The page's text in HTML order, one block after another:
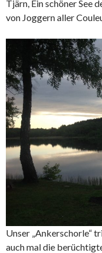
Tjärn, Ein schöner See
von Joggern aller
Unser „Ankerschorle“
auch mal die